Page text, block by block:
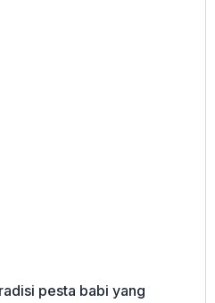
pesta babi yang